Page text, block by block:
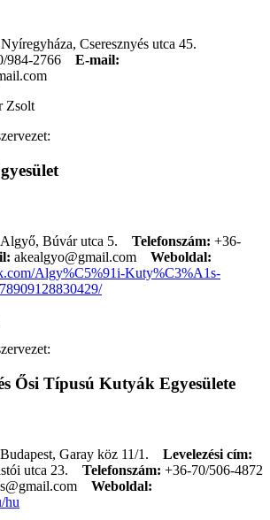
Cseresznyés utca 45.
984-2766
E-mail:
Zsolt
Búvár utca 5. Telefonszám: +36-
akealgyo@gmail.com
Weboldal:
Algy%C5%91i-Kuty%C3%A1s-
Ősi Típusú Kutyák Egyesülete
Garay köz 11/1. Levelezési cím:
utca 23.
Telefonszám: +36-70/506-4872
Weboldal:
hu